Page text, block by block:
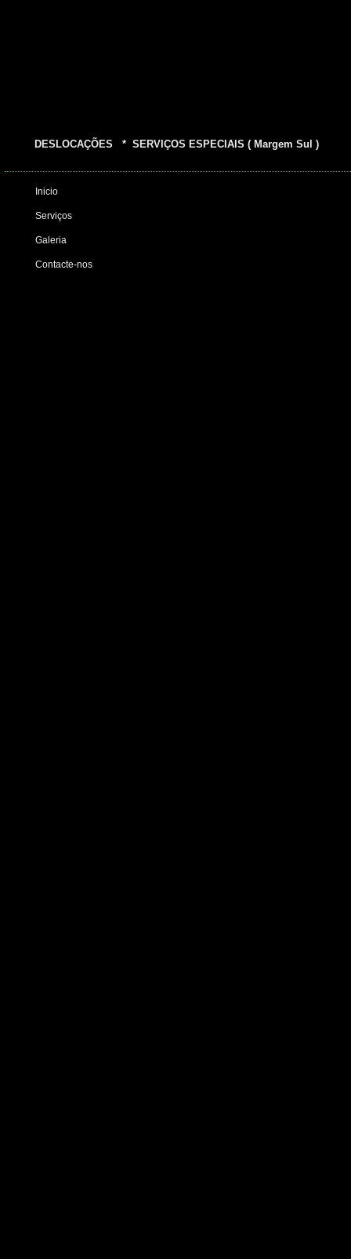
DESLOCAÇÕES * SERVIÇOS ESPECIAIS ( Margem Sul )
Inicio
Serviços
Contacte-nos
Galeria